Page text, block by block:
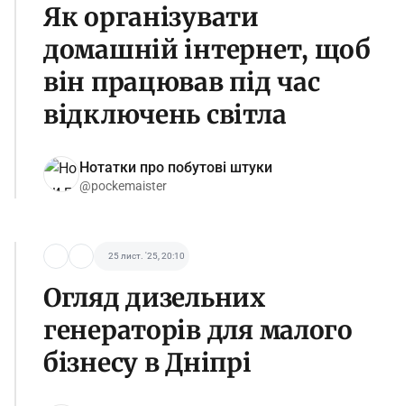
Як організувати
домашній інтернет, щоб
він працював під час
відключень світла
Нотатки про побутові штуки
@pockemaister
25 лист. '25, 20:10
Огляд дизельних
генераторів для малого
бізнесу в Дніпрі